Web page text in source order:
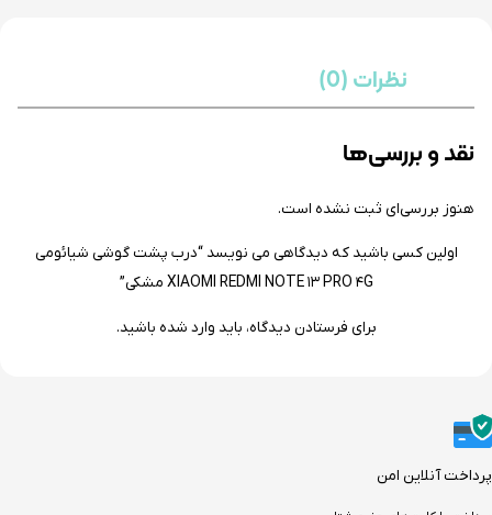
نظرات (0)
نقد و بررسی‌ها
هنوز بررسی‌ای ثبت نشده است.
اولین کسی باشید که دیدگاهی می نویسد “درب پشت گوشی شیائومی
XIAOMI REDMI NOTE 13 PRO 4G مشکی”
برای فرستادن دیدگاه، باید وارد شده باشید.
پرداخت آنلاین امن